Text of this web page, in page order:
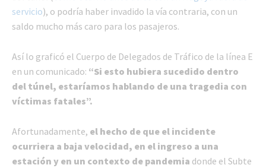
servicio), o podría haber invadido la vía contraria, con un
saldo mucho más caro para los pasajeros.
Así lo graficó el Cuerpo de Delegados de Tráfico de la línea E
en un comunicado: “Si esto hubiera sucedido dentro
del túnel, estaríamos hablando de una tragedia con
víctimas fatales”.
Afortunadamente, el hecho de que el incidente
ocurriera a baja velocidad, en el ingreso a una
estación y en un contexto de pandemia donde el Subte